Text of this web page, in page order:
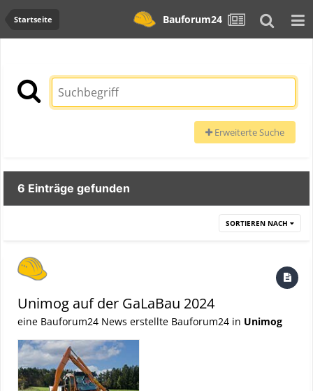
Startseite Bauforum24
Erweiterte Suche
6 Einträge gefunden
SORTIEREN NACH
Unimog auf der GaLaBau 2024
eine Bauforum24 News erstellte Bauforum24 in Unimog